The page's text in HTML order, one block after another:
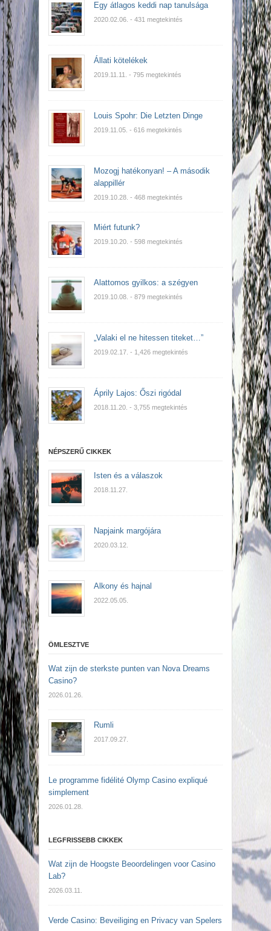
Egy átlagos keddi nap tanulsága
2020.02.06. - 431 megtekintés
Állati kötelékek
2019.11.11. - 795 megtekintés
Louis Spohr: Die Letzten Dinge
2019.11.05. - 616 megtekintés
Mozogj hatékonyan! – A második
alappillér
2019.10.28. - 468 megtekintés
Miért futunk?
2019.10.20. - 598 megtekintés
Alattomos gyilkos: a szégyen
2019.10.08. - 879 megtekintés
„Valaki el ne hitessen titeket…”
2019.02.17. - 1,426 megtekintés
Áprily Lajos: Őszi rigódal
2018.11.20. - 3,755 megtekintés
NÉPSZERŰ CIKKEK
Isten és a válaszok
2018.11.27.
Napjaink margójára
2020.03.12.
Alkony és hajnal
2022.05.05.
ÖMLESZTVE
Wat zijn de sterkste punten van Nova Dreams
Casino?
2026.01.26.
Rumli
2017.09.27.
Le programme fidélité Olymp Casino expliqué
simplement
2026.01.28.
LEGFRISSEBB CIKKEK
Wat zijn de Hoogste Beoordelingen voor Casino
Lab?
2026.03.11.
Verde Casino: Beveiliging en Privacy van Spelers